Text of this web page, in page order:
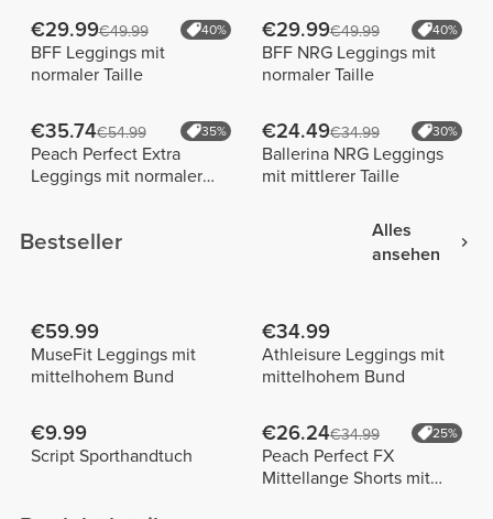
€29.99€49.99 40%
BFF Leggings mit
normaler Taille
€29.99€49.99 40%
BFF NRG Leggings mit
normaler Taille
€35.74€54.99 35%
Peach Perfect Extra
Leggings mit normaler
€24.49€34.99 30%
Ballerina NRG Leggings
mit mittlerer Taille
Bestseller
Alles
ansehen
€59.99
MuseFit Leggings mit
mittelhohem Bund
€34.99
Athleisure Leggings mit
mittelhohem Bund
€9.99
Script Sporthandtuch
€26.24€34.99 25%
Peach Perfect FX
Mittellange Shorts mit